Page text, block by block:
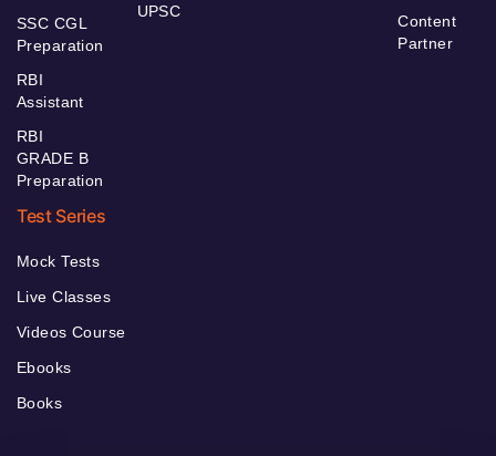
SSC CGL
Preparation
RBI
Assistant
RBI
GRADE B
Preparation
UPSC
Content
Partner
Test Series
Mock Tests
Live Classes
Videos Course
Ebooks
Books